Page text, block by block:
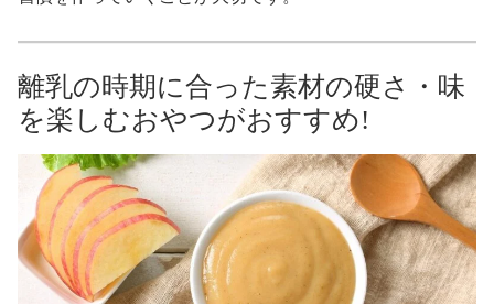
離乳の時期に合った素材の硬さ・味
を楽しむおやつがおすすめ!